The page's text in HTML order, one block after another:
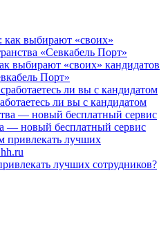
выбирают «своих» кандидатов
Порт»
ли вы с кандидатом
— новый бесплатный сервис
лучших сотрудников?